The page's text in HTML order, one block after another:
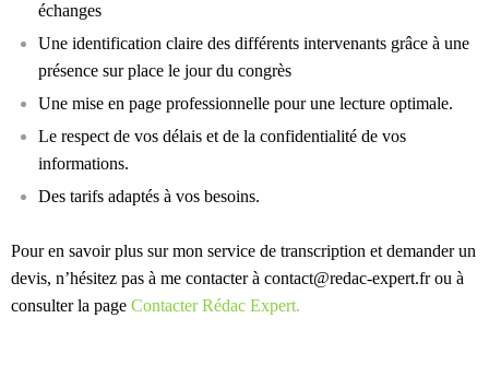
échanges
Une identification claire des différents intervenants grâce à une
présence sur place le jour du congrès
Une mise en page professionnelle pour une lecture optimale.
Le respect de vos délais et de la confidentialité de vos
informations.
Des tarifs adaptés à vos besoins.
Pour en savoir plus sur mon service de transcription et demander un
devis, n’hésitez pas à me contacter à contact@redac-expert.frou à
consulter la page Contacter Rédac Expert.